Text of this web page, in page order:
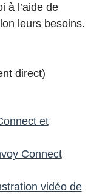
à l’aide de
leurs besoins.
direct)
et
Connect
vidéo de